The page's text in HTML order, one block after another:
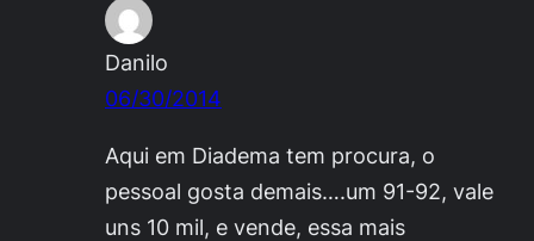
Danilo
06/30/2014
Aqui em Diadema tem procura, o
pessoal gosta demais….um 91-92, vale
uns 10 mil, e vende, essa mais